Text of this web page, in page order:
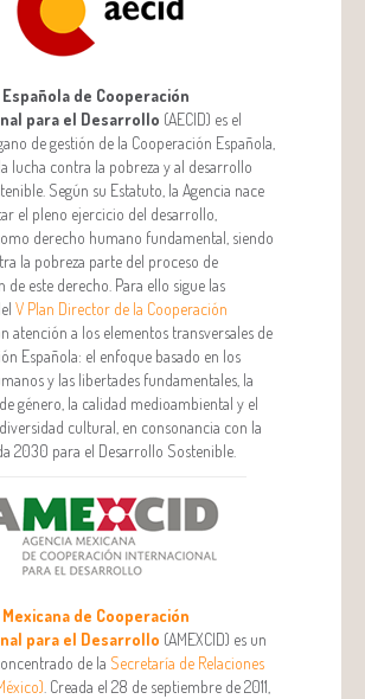
de Cooperación
para el Desarrollo (AECID) es el
de gestión de la Cooperación Española,
lucha contra la pobreza y al desarrollo
Según su Estatuto, la Agencia nace
el pleno ejercicio del desarrollo,
derecho humano fundamental, siendo
la pobreza parte del proceso de
de este derecho. Para ello sigue las
V Plan Director de la Cooperación
atención a los elementos transversales de
Española: el enfoque basado en los
y las libertades fundamentales, la
género, la calidad medioambiental y el
cultural, en consonancia con la
2030 para el Desarrollo Sostenible.
de Cooperación
para el Desarrollo (AMEXCID) es un
de la Secretaría de Relaciones
. Creada el 28 de septiembre de 2011,